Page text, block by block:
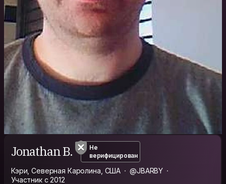
Jonathan B.
Не
верифицирован
Кэри, Северная Каролина, США
@JBARBY
Участник с 2012